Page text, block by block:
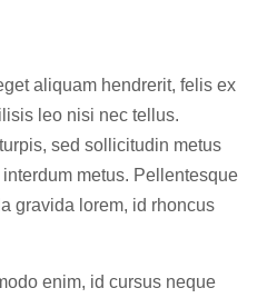
aliquam hendrerit, felis ex
leo nisi nec tellus.
sed sollicitudin metus
metus. Pellentesque
gravida lorem, id rhoncus
enim, id cursus neque